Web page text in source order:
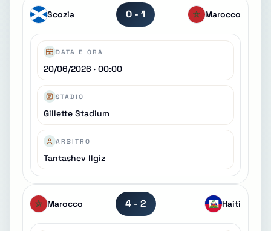
Scozia 0 - 1 Marocco
DATA E ORA
20/06/2026 · 00:00
STADIO
Gillette Stadium
ARBITRO
Tantashev Ilgiz
Marocco 4 - 2 Haiti